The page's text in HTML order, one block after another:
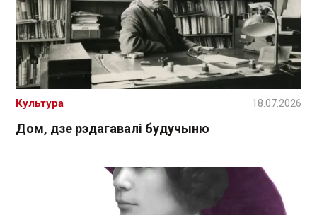
Дом, дзе рэдагавалі будучыню
Культура 18.07.2026